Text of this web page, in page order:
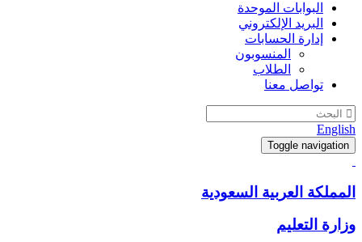
البوابات الموحدة
البريد الإلكتروني
إدارة الحسابات
المنسوبون
الطلاب
تواصل معنا
English
Toggle navigation
المملكة العربية السعودية
وزارة التعليم